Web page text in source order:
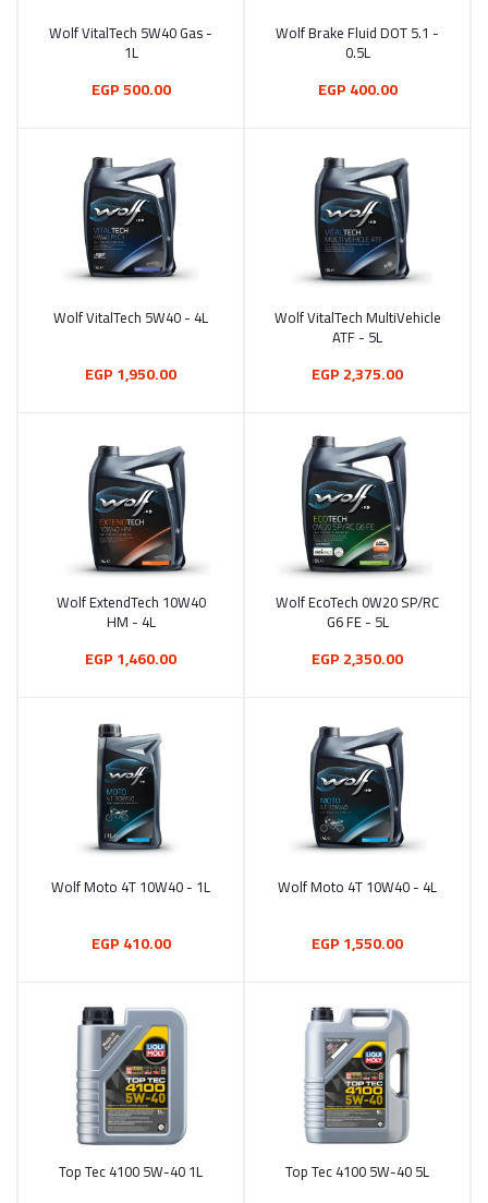
أضف إلى السلة
Wolf Brake Fluid DOT 5.1 -
0.5L
400.00 EGP
أضف إلى السلة
Wolf VitalTech 5W40 Gas -
1L
500.00 EGP
أضف إلى السلة
Wolf VitalTech MultiVehicle
ATF - 5L
2,375.00 EGP
أضف إلى السلة
Wolf VitalTech 5W40 - 4L
1,950.00 EGP
أضف إلى السلة
Wolf EcoTech 0W20 SP/RC
G6 FE - 5L
2,350.00 EGP
أضف إلى السلة
Wolf ExtendTech 10W40
HM - 4L
1,460.00 EGP
أضف إلى السلة
Wolf Moto 4T 10W40 - 4L
1,550.00 EGP
أضف إلى السلة
Wolf Moto 4T 10W40 - 1L
410.00 EGP
أضف إلى السلة
Top Tec 4100 5W-40 5L أضف إلى السلة
Top Tec 4100 5W-40 1L